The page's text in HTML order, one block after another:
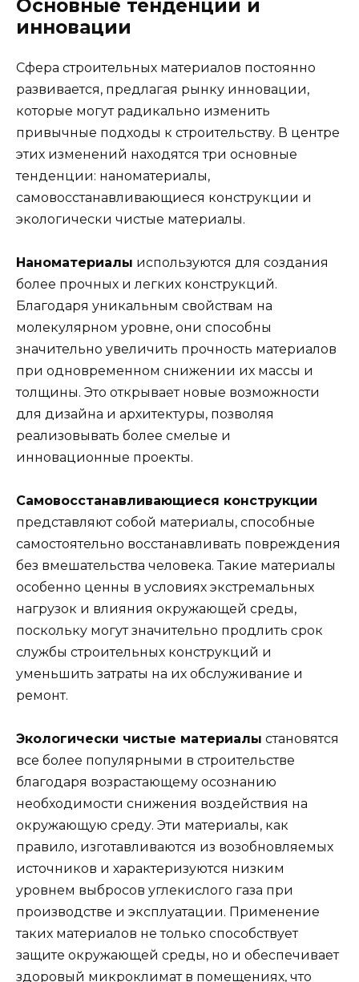
Основные тенденции и
инновации
Сфера строительных материалов постоянно
развивается, предлагая рынку инновации,
которые могут радикально изменить
привычные подходы к строительству. В центре
этих изменений находятся три основные
тенденции: наноматериалы,
самовосстанавливающиеся конструкции и
экологически чистые материалы.
Наноматериалы используются для создания
более прочных и легких конструкций.
Благодаря уникальным свойствам на
молекулярном уровне, они способны
значительно увеличить прочность материалов
при одновременном снижении их массы и
толщины. Это открывает новые возможности
для дизайна и архитектуры, позволяя
реализовывать более смелые и
инновационные проекты.
Самовосстанавливающиеся конструкции
представляют собой материалы, способные
самостоятельно восстанавливать повреждения
без вмешательства человека. Такие материалы
особенно ценны в условиях экстремальных
нагрузок и влияния окружающей среды,
поскольку могут значительно продлить срок
службы строительных конструкций и
уменьшить затраты на их обслуживание и
ремонт.
Экологически чистые материалы становятся
все более популярными в строительстве
благодаря возрастающему осознанию
необходимости снижения воздействия на
окружающую среду. Эти материалы, как
правило, изготавливаются из возобновляемых
источников и характеризуются низким
уровнем выбросов углекислого газа при
производстве и эксплуатации. Применение
таких материалов не только способствует
защите окружающей среды, но и обеспечивает
здоровый микроклимат в помещениях, что